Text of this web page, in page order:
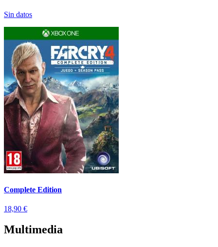
Sin datos
Complete Edition
18,90 €
Multimedia